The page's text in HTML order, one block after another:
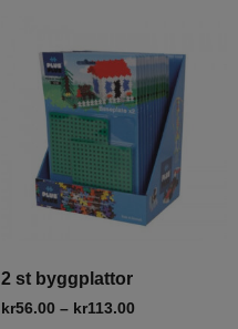
2 st byggplattor
kr56.00 – kr113.00